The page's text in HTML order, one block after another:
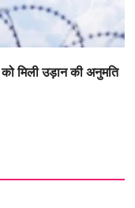
को मिली उड़ान की अनुमति